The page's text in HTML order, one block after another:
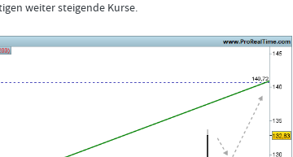
weiter steigende Kurse.